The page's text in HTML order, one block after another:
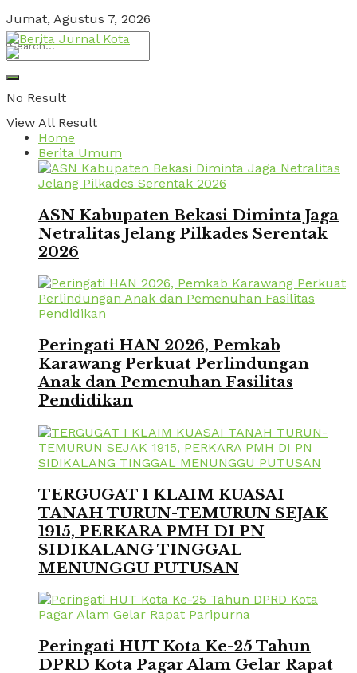
Jumat, Agustus 7, 2026
No Result
View All Result
Home
Berita Umum
ASN Kabupaten Bekasi Diminta Jaga
Netralitas Jelang Pilkades Serentak
2026
Peringati HAN 2026, Pemkab
Karawang Perkuat Perlindungan
Anak dan Pemenuhan Fasilitas
Pendidikan
TERGUGAT I KLAIM KUASAI
TANAH TURUN-TEMURUN SEJAK
1915, PERKARA PMH DI PN
SIDIKALANG TINGGAL
MENUNGGU PUTUSAN
Peringati HUT Kota Ke-25 Tahun
DPRD Kota Pagar Alam Gelar Rapat